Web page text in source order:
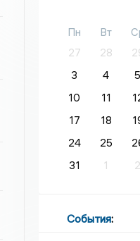
Пн Вт
27
28
3
4 5
10
11
17
18
24
25
31
1 2
События: